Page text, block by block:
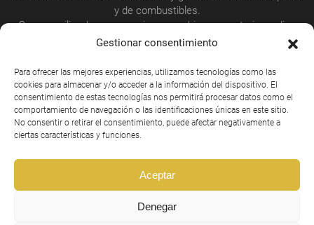
Gestionar consentimiento
Para ofrecer las mejores experiencias, utilizamos tecnologías como las
cookies para almacenar y/o acceder a la información del dispositivo. El
consentimiento de estas tecnologías nos permitirá procesar datos como el
comportamiento de navegación o las identificaciones únicas en este sitio.
No consentir o retirar el consentimiento, puede afectar negativamente a
ciertas características y funciones.
Aceptar
Denegar
y de combustibles.
Grupo auxiliar de emergencia para achique y contraincendios
con bomba auxiliar diesel colocada en WC
plazas
VHF Clase A, Sonda, AIS, etc.. de acuerdo a normativa.
Protectores de metacrilato en regala para protección del viento.
PERSONALIZACIÓN
No solo en lo estético, Moggaro Aluminium Yachts